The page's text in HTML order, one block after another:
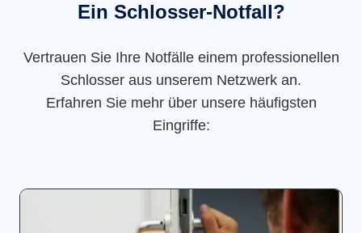
Ein Schlosser-Notfall?
Vertrauen Sie Ihre Notfälle einem professionellen
Schlosser aus unserem Netzwerk an.
Erfahren Sie mehr über unsere häufigsten
Eingriffe: